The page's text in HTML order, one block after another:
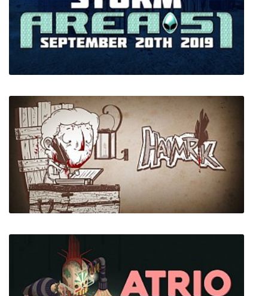
Layers of Fear VR
Storm Area 51 September 20th 2019